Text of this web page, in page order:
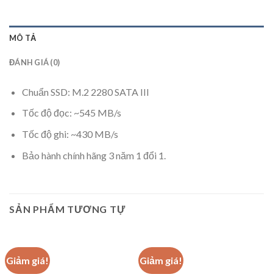
MÔ TẢ
ĐÁNH GIÁ (0)
Chuẩn SSD: M.2 2280 SATA III
Tốc độ đọc: ~545 MB/s
Tốc độ ghi: ~430 MB/s
Bảo hành chính hãng 3 năm 1 đổi 1.
SẢN PHẨM TƯƠNG TỰ
Giảm giá! Giảm giá!